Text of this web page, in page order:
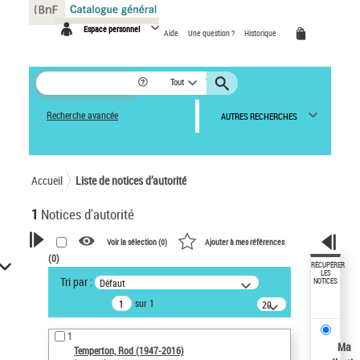
Espace personnel Aide Une question ? Historique
Tout
Recherche avancée AUTRES RECHERCHES
Accueil Liste de notices d’autorité
1 Notices d'autorité
VOTRE RECHERCHE
Recherche avancée dans les
notices d’autorité
Œuvres liées à l'auteur :
Temperton, Rod (1947-2016)
Voir la sélection (0) Ajouter à mes références
(0)
Tri par : Défaut
sur 1
20
résultats/page
1
Temperton, Rod (1947-2016)
RÉCUPÉRER
LES
NOTICES
Ma
Panneau de gestion des cookies